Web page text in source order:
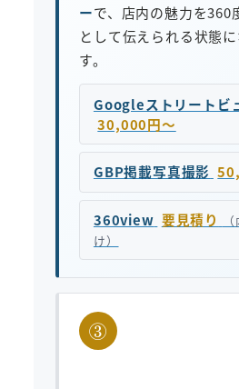
ーで、店内の魅力を360
として伝えられる状態
す。
Googleストリートビ
30,000円〜
GBP掲載写真撮影
360view 要見積り
け）
③